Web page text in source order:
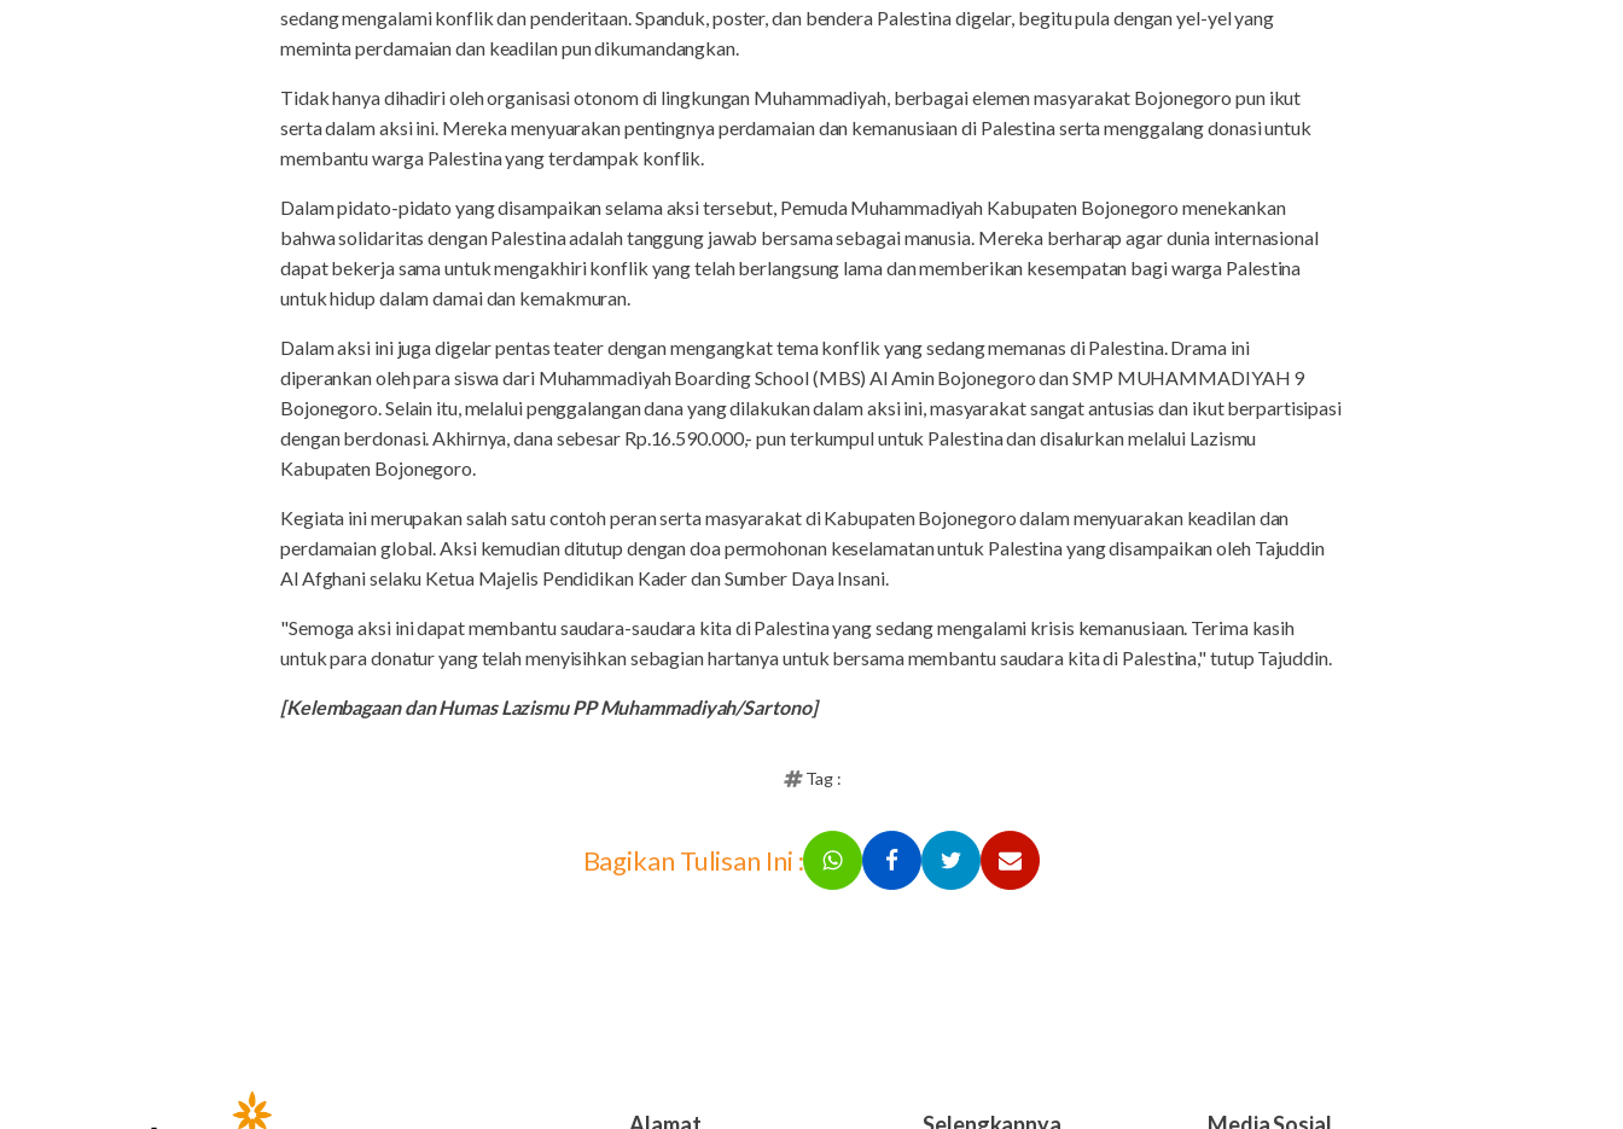
sedang mengalami konflik dan penderitaan. Spanduk, poster, dan bendera Palestina digelar, begitu pula dengan yel-yel yang
meminta perdamaian dan keadilan pun dikumandangkan.
Tidak hanya dihadiri oleh organisasi otonom di lingkungan Muhammadiyah, berbagai elemen masyarakat Bojonegoro pun ikut
serta dalam aksi ini. Mereka menyuarakan pentingnya perdamaian dan kemanusiaan di Palestina serta menggalang donasi untuk
membantu warga Palestina yang terdampak konflik.
Dalam pidato-pidato yang disampaikan selama aksi tersebut, Pemuda Muhammadiyah Kabupaten Bojonegoro menekankan
bahwa solidaritas dengan Palestina adalah tanggung jawab bersama sebagai manusia. Mereka berharap agar dunia internasional
dapat bekerja sama untuk mengakhiri konflik yang telah berlangsung lama dan memberikan kesempatan bagi warga Palestina
untuk hidup dalam damai dan kemakmuran.
Dalam aksi ini juga digelar pentas teater dengan mengangkat tema konflik yang sedang memanas di Palestina. Drama ini
diperankan oleh para siswa dari Muhammadiyah Boarding School (MBS) Al Amin Bojonegoro dan SMP MUHAMMADIYAH 9
Bojonegoro. Selain itu, melalui penggalangan dana yang dilakukan dalam aksi ini, masyarakat sangat antusias dan ikut berpartisipasi
dengan berdonasi. Akhirnya, dana sebesar Rp.16.590.000,- pun terkumpul untuk Palestina dan disalurkan melalui Lazismu
Kabupaten Bojonegoro.
Kegiata ini merupakan salah satu contoh peran serta masyarakat di Kabupaten Bojonegoro dalam menyuarakan keadilan dan
perdamaian global. Aksi kemudian ditutup dengan doa permohonan keselamatan untuk Palestina yang disampaikan oleh Tajuddin
Al Afghani selaku Ketua Majelis Pendidikan Kader dan Sumber Daya Insani.
"Semoga aksi ini dapat membantu saudara-saudara kita di Palestina yang sedang mengalami krisis kemanusiaan. Terima kasih
untuk para donatur yang telah menyisihkan sebagian hartanya untuk bersama membantu saudara kita di Palestina," tutup Tajuddin.
[Kelembagaan dan Humas Lazismu PP Muhammadiyah/Sartono]
Tag :
Bagikan Tulisan Ini :